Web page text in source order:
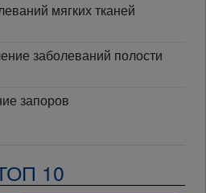
мягких тканей
заболеваний полости
запоров
10